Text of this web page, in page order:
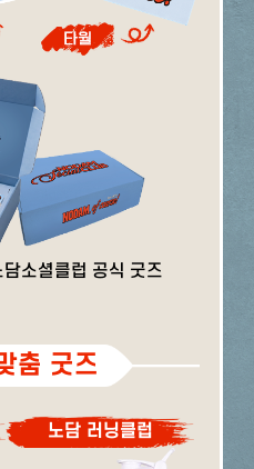
소셜클럽 공식 굿즈
춤 굿즈
노담 러닝클럽